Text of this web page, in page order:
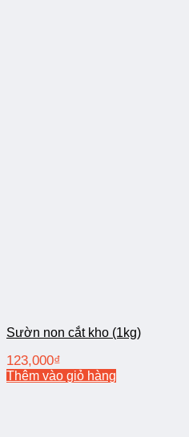
Sườn non cắt kho (1kg)
123,000₫
Thêm vào giỏ hàng